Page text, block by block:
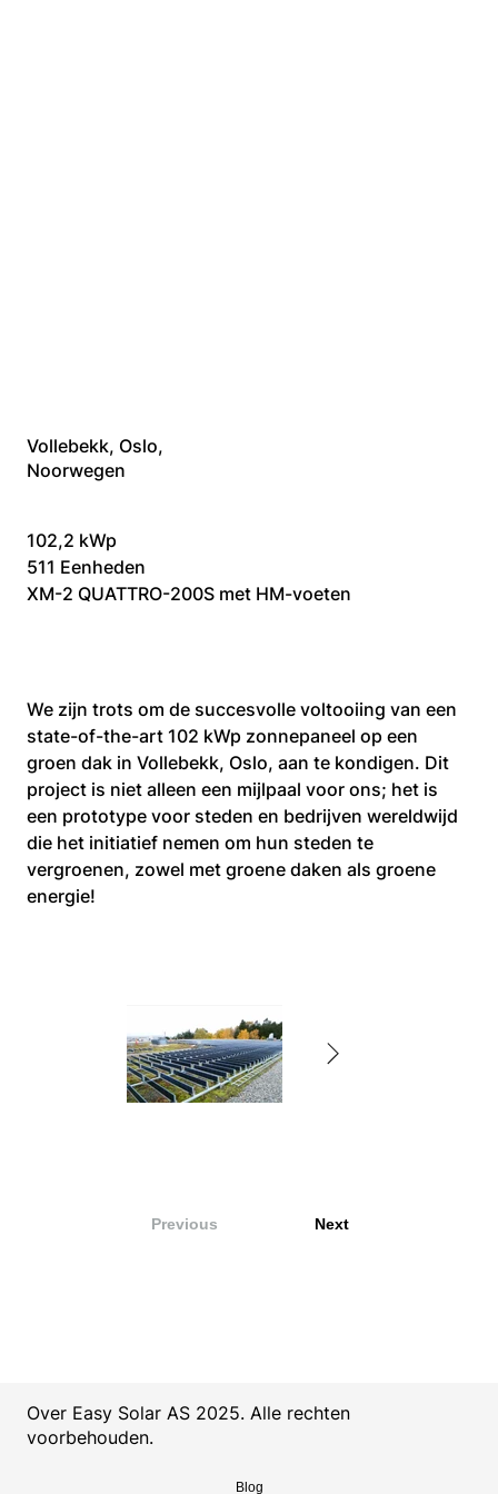
Previous Next
Vollebekk, Oslo,
Noorwegen
102,2 kWp
511 Eenheden
XM-2 QUATTRO-200S met HM-voeten
We zijn trots om de succesvolle voltooiing van een
state-of-the-art 102 kWp zonnepaneel op een
groen dak in Vollebekk, Oslo, aan te kondigen. Dit
project is niet alleen een mijlpaal voor ons; het is
een prototype voor steden en bedrijven wereldwijd
die het initiatief nemen om hun steden te
vergroenen, zowel met groene daken als groene
energie!
Blog
Over Easy Solar AS 2025. Alle rechten
voorbehouden.